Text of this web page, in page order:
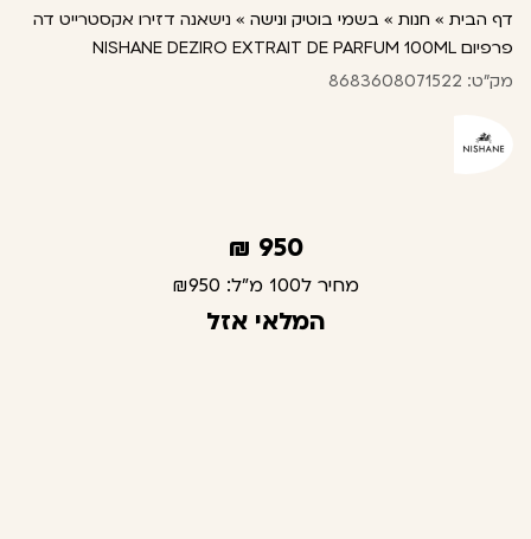
דף הבית » חנות » בשמי בוטיק ונישה » נישאנה דזירו אקסטרייט דה
פרפיום NISHANE DEZIRO EXTRAIT DE PARFUM 100ML
מק"ט: 8683608071522
950
₪
מחיר ל100 מ"ל: ₪950
המלאי אזל